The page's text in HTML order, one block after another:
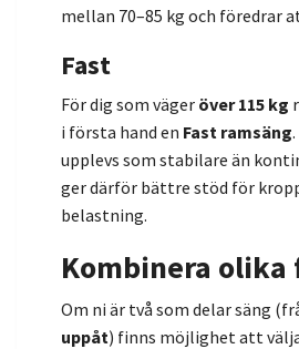
mellan 70–85 kg och föredrar
Fast
För dig som väger över 115 kg
i första hand en Fast ramsäng
upplevs som stabilare än
ger därför bättre stöd för
belastning.
Kombinera olika
Om ni är två som delar säng
uppåt) finns möjlighet att